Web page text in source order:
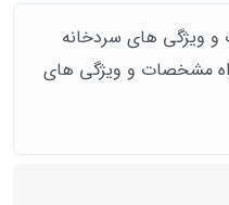
و ویژگی های سردخانه
مشخصات و ویژگی های